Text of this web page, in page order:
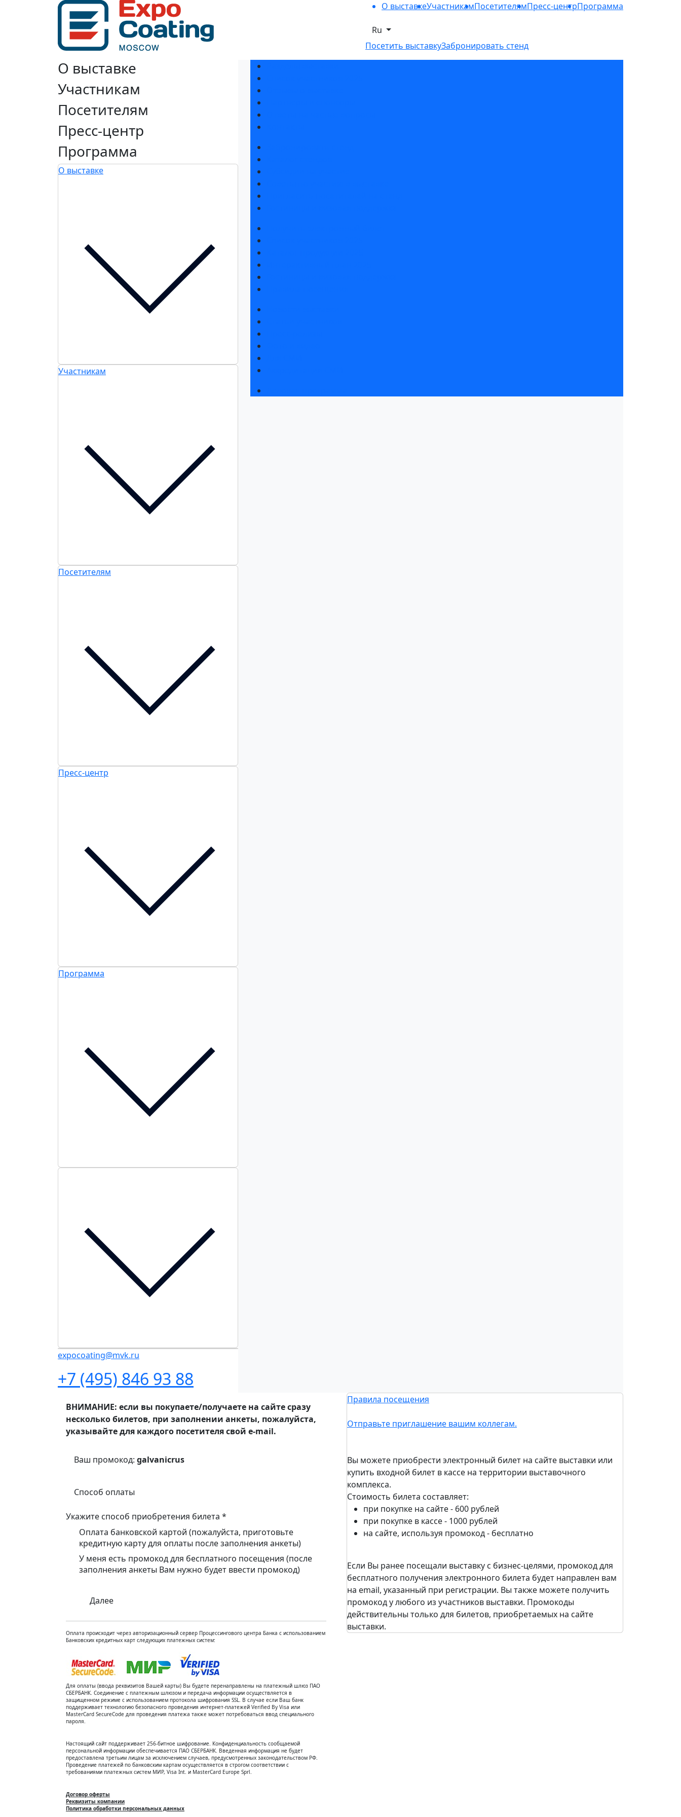
О выставкеУчастникамПосетителямПресс-центрПрограмма
Ru
Посетить выставкуЗабронировать стенд
О выставке
Участникам
Посетителям
Пресс-центр
Программа
О выставке
Участникам
Посетителям
Пресс-центр
Программа
expocoating@mvk.ru
+7 (495) 846 93 88
ВНИМАНИЕ: если вы покупаете/получаете на сайте сразу
несколько билетов, при заполнении анкеты, пожалуйста,
указывайте для каждого посетителя свой e-mail.
Ваш промокод: galvanicrus
Способ оплаты
Укажите способ приобретения билета *
Оплата банковской картой (пожалуйста, приготовьте
кредитную карту для оплаты после заполнения анкеты)
У меня есть промокод для бесплатного посещения (после
заполнения анкеты Вам нужно будет ввести промокод)
Далее
Оплата происходит через авторизационный сервер Процессингового центра Банка с использованием
Банковских кредитных карт следующих платежных систем:
Для оплаты (ввода реквизитов Вашей карты) Вы будете перенаправлены на платежный шлюз ПАО
СБЕРБАНК. Соединение с платежным шлюзом и передача информации осуществляется в
защищенном режиме с использованием протокола шифрования SSL. В случае если Ваш банк
поддерживает технологию безопасного проведения интернет-платежей Verified By Visa или
MasterCard SecureCode для проведения платежа также может потребоваться ввод специального
пароля.
Настоящий сайт поддерживает 256-битное шифрование. Конфиденциальность сообщаемой
персональной информации обеспечивается ПАО СБЕРБАНК. Введенная информация не будет
предоставлена третьим лицам за исключением случаев, предусмотренных законодательством РФ.
Проведение платежей по банковским картам осуществляется в строгом соответствии с
требованиями платежных систем МИР, Visa Int. и MasterCard Europe Sprl.
Договор оферты
Реквизиты компании
Политика обработки персональных данных
Правила посещения
Отправьте приглашение вашим коллегам.
Вы можете приобрести электронный билет на сайте выставки или
купить входной билет в кассе на территории выставочного
комплекса.
Стоимость билета составляет:
при покупке на сайте - 600 рублей
при покупке в кассе - 1000 рублей
на сайте, используя промокод - бесплатно
Если Вы ранее посещали выставку c бизнес-целями, промокод для
бесплатного получения электронного билета будет направлен вам
на email, указанный при регистрации. Вы также можете получить
промокод у любого из участников выставки. Промокоды
действительны только для билетов, приобретаемых на сайте
выставки.